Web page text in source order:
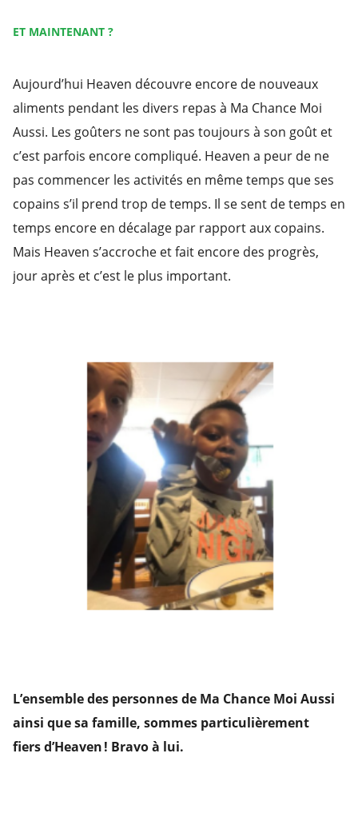
ET MAINTENANT ?
Aujourd’hui Heaven découvre encore de nouveaux
aliments pendant les divers repas à Ma Chance Moi
Aussi. Les goûters ne sont pas toujours à son goût et
c’est parfois encore compliqué. Heaven a peur de ne
pas commencer les activités en même temps que ses
copains s’il prend trop de temps. Il se sent de temps en
temps encore en décalage par rapport aux copains.
Mais Heaven s’accroche et fait encore des progrès,
jour après et c’est le plus important.
L’ensemble des personnes de Ma Chance Moi Aussi
ainsi que sa famille, sommes particulièrement
fiersd’Heaven ! Bravo à lui.